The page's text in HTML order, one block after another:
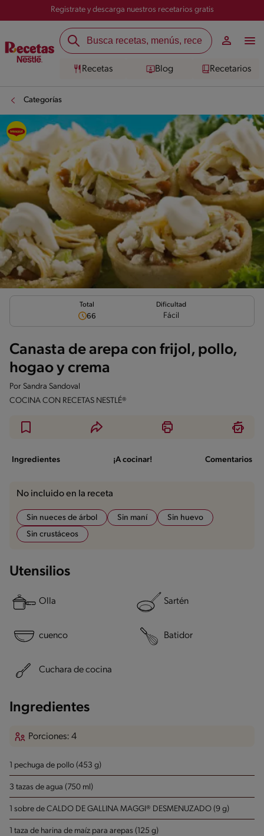
Registrate y descarga nuestros recetarios gratis
Recetas Blog Recetarios
Categorías
Total
66
Dificultad
Fácil
Canasta de arepa con frijol, pollo,
hogao y crema
Por Sandra Sandoval
COCINA CON RECETAS NESTLÉ®
Ingredientes ¡A cocinar! Comentarios
No incluido en la receta
Sin nueces de árbol Sin maní
Sin huevo
Sin crustáceos
Utensilios
Olla Sartén
cuenco Batidor
Cuchara de cocina
Ingredientes
Porciones: 4
1 pechuga de pollo (453 g)
3 tazas de agua (750 ml)
1 sobre de CALDO DE GALLINA MAGGI® DESMENUZADO (9 g)
1 taza de harina de maíz para arepas (125 g)